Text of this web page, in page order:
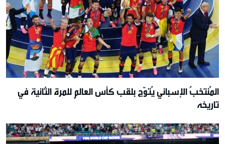
المُنتخبُ الإسباني يُتوّج بلقب كأس العالم للمرة الثانية في
تاريخه